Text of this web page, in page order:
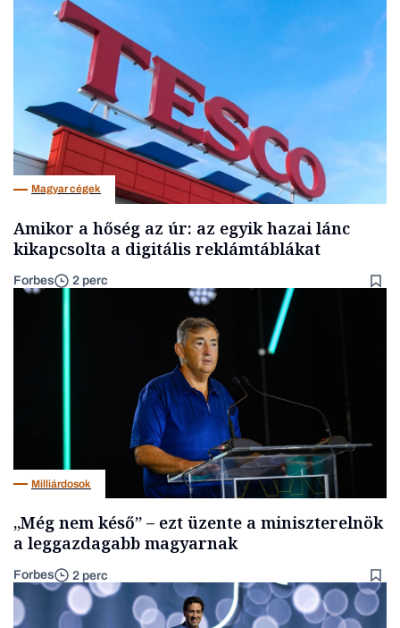
Magyar cégek
Amikor a hőség az úr: az egyik hazai lánc
kikapcsolta a digitális reklámtáblákat
Forbes 2 perc
Milliárdosok
„Még nem késő” – ezt üzente a miniszterelnök
a leggazdagabb magyarnak
Forbes 2 perc